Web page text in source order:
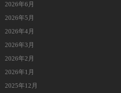
2026年6月
2026年5月
2026年4月
2026年3月
2026年2月
2026年1月
2025年12月